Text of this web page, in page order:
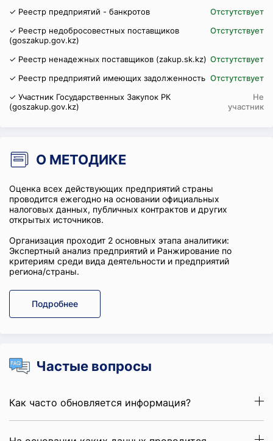
✓ Реестр предприятий - банкротов
Отстутствует
✓ Реестр недобросовестных поставщиков
(goszakup.gov.kz)
Отстутствует
✓ Реестр ненадежных поставщиков (zakup.sk.kz) Отстутствует
✓ Реестр предприятий имеющих задолженность Отстутствует
✓ Участник Государственных Закупок РК
(goszakup.gov.kz)
Не
участник
О МЕТОДИКЕ
Оценка всех действующих предприятий страны
проводится ежегодно на основании официальных
налоговых данных, публичных контрактов и других
открытых источников.
Организация проходит 2 основных этапа аналитики:
Экспертный анализ предприятий и Ранжирование по
критериям среди вида деятельности и предприятий
региона/страны.
Подробнее
Частые вопросы
Как часто обновляется информация?